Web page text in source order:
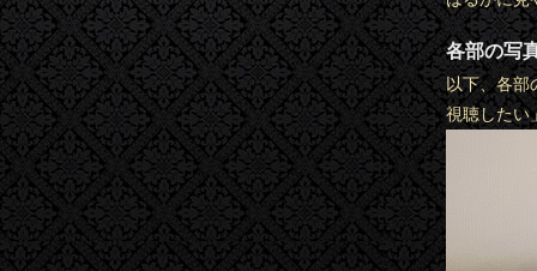
各部の写
以下、各部
視聴したい